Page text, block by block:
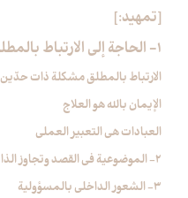
[تمهيد:]
1- الحاجة إلى الارتباط بالمطلق:
الارتباط بالمطلق مشكلة ذات حدّين
الإيمان بالله هو العلاج
العبادات هي التعبير العملي
2- الموضوعية في القصد وتجاوز الذات
3- الشعور الداخلي بالمسؤولية